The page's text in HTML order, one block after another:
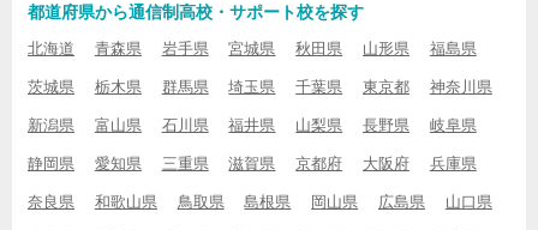
都道府県から通信制高校・サポート校を探す
北海道 青森県 岩手県 宮城県 秋田県 山形県 福島県
茨城県 栃木県 群馬県 埼玉県 千葉県 東京都 神奈川県
新潟県 富山県 石川県 福井県 山梨県 長野県 岐阜県
静岡県 愛知県 三重県 滋賀県 京都府 大阪府 兵庫県
奈良県 和歌山県 鳥取県 島根県 岡山県 広島県 山口県